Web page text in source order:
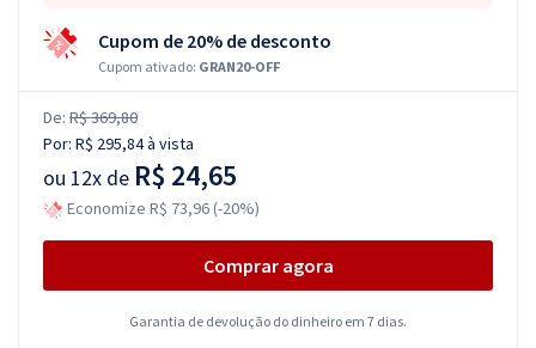
Cupom de 20% de desconto
Cupom ativado: GRAN20-OFF
De: R$ 369,80
Por: R$ 295,84à vista
ou 12x de R$ 24,65
Economize R$ 73,96 (-20%)
Comprar agora
Garantia de devolução do dinheiro em 7 dias.